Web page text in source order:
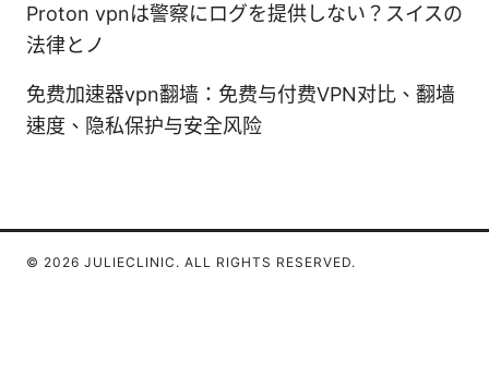
Proton vpnは警察にログを提供しない？スイスの
法律とノ
免费加速器vpn翻墙：免费与付费VPN对比、翻墙
速度、隐私保护与安全风险
© 2026 JULIECLINIC. ALL RIGHTS RESERVED.